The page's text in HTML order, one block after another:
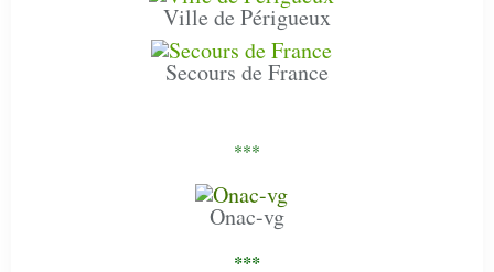
Ville de Périgueux
Secours de France
***
Onac-vg
***